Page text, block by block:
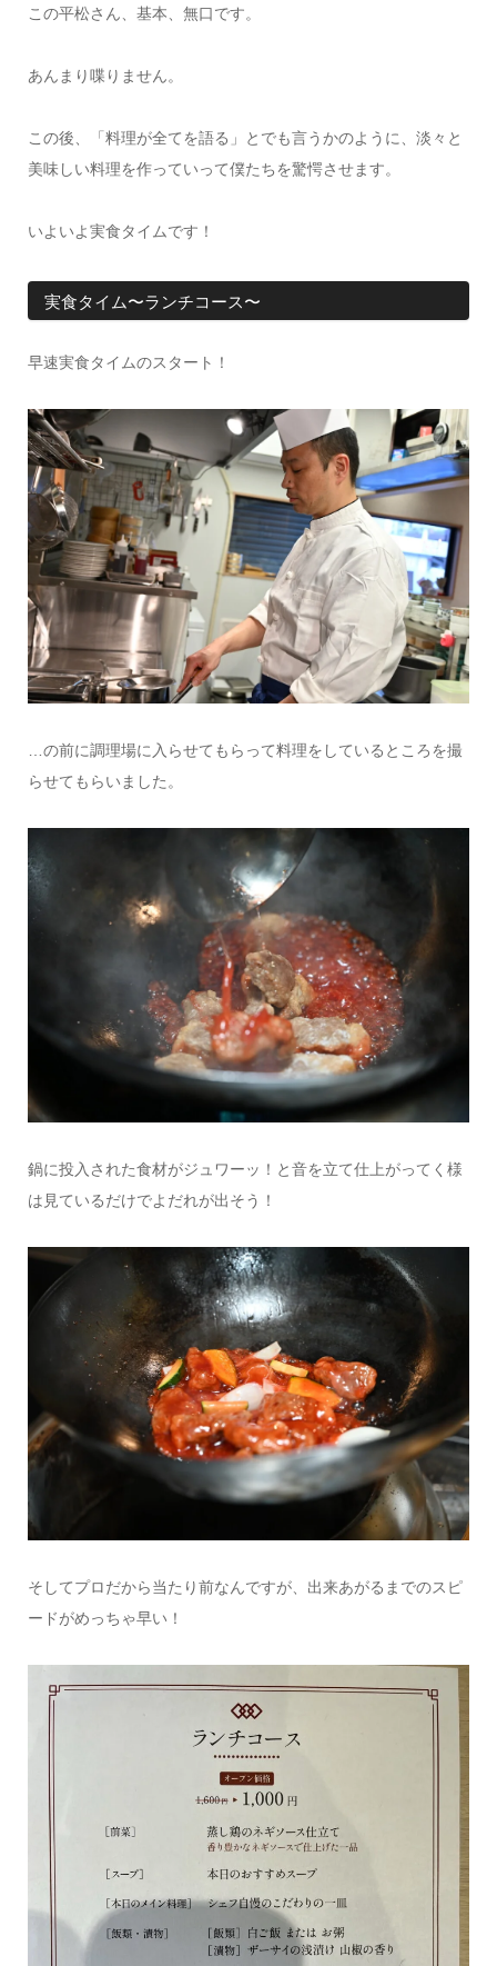
この平松さん、基本、無口です。
あんまり喋りません。
この後、「料理が全てを語る」とでも言うかのように、淡々と
美味しい料理を作っていって僕たちを驚愕させます。
いよいよ実食タイムです！
実食タイム〜ランチコース〜
早速実食タイムのスタート！
…の前に調理場に入らせてもらって料理をしているところを撮
らせてもらいました。
鍋に投入された食材がジュワーッ！と音を立て仕上がってく様
は見ているだけでよだれが出そう！
そしてプロだから当たり前なんですが、出来あがるまでのスピ
ードがめっちゃ早い！